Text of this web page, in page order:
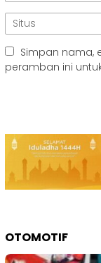
Simpan nama,
peramban ini
OTOMOTIF